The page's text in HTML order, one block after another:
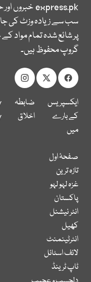
express.pkخبروں
سب سے زیادہ وزٹ کی
پر شائع شدہ تمام مواد
گروپ محفوظ ہیں۔
ایکسپریس
کے بارے
میں
ضابطہ
اخلاق
صفحۂ اول
تازہ ترین
غزہ لہو لہو
پاکستان
انٹر نیشنل
کھیل
انٹرٹینمنٹ
لائف اسٹائل
ٹاپ ٹرینڈ